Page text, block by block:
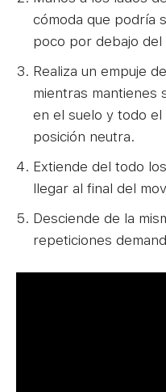
cómoda que podría
poco por debajo
Realiza un empuje
mientras mantienes
en el suelo y todo
posición neutra.
Extiende del todo
llegar al final del
Desciende de la
repeticiones